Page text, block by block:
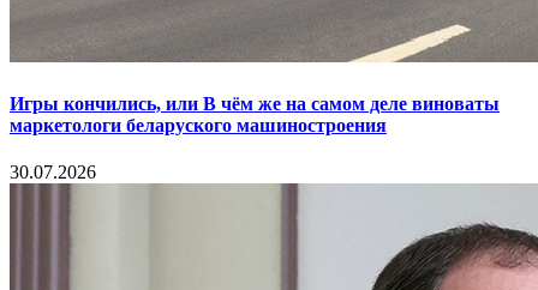
Игры кончились, или В чём же на самом деле виноваты
маркетологи беларуского машиностроения
30.07.2026